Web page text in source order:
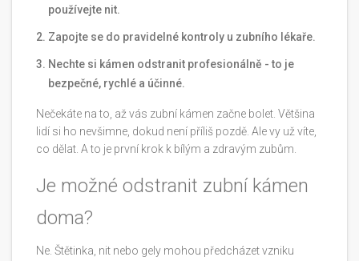
používejte nit.
Zapojte se do pravidelné kontroly u zubního lékaře.
Nechte si kámen odstranit profesionálně - to je
bezpečné, rychlé a účinné.
Nečekáte na to, až vás zubní kámen začne bolet. Většina
lidí si ho nevšimne, dokud není příliš pozdě. Ale vy už víte,
co dělat. A to je první krok k bílým a zdravým zubům.
Je možné odstranit zubní kámen
doma?
Ne. Štětinka, nit nebo gely mohou předcházet vzniku